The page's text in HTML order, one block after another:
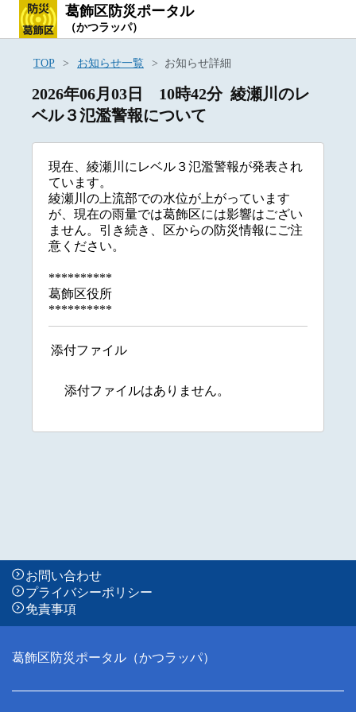
葛飾区防災ポータル
（かつラッパ）
TOP お知らせ一覧 お知らせ詳細
2026年06月03日 10時42分 綾瀬川のレ
ベル３氾濫警報について
現在、綾瀬川にレベル３氾濫警報が発表され
ています。
綾瀬川の上流部での水位が上がっています
が、現在の雨量では葛飾区には影響はござい
ません。引き続き、区からの防災情報にご注
意ください。
**********
葛飾区役所
**********
添付ファイル
添付ファイルはありません。
お問い合わせ
プライバシーポリシー
免責事項
葛飾区防災ポータル（かつラッパ）